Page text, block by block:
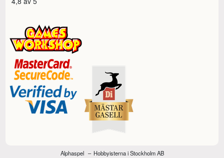
Alphaspel
Hobbyisterna i Stockholm AB